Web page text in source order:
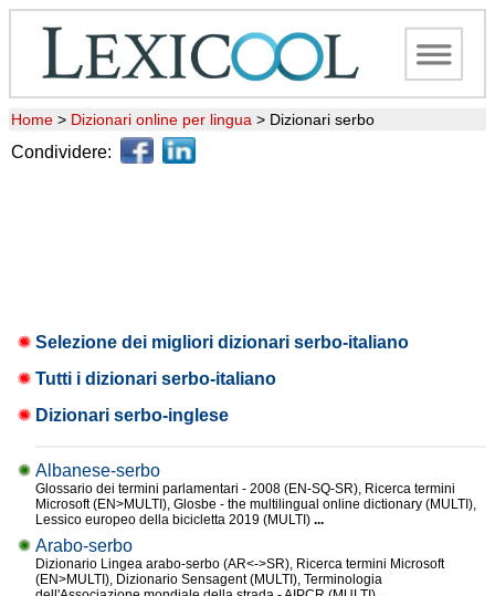
Home > Dizionari online per lingua > Dizionari serbo
Condividere:
Selezione dei migliori dizionari serbo-italiano
Tutti i dizionari serbo-italiano
Dizionari serbo-inglese
Albanese-serbo
Glossario dei termini parlamentari - 2008 (EN-SQ-SR), Ricerca termini
Microsoft (EN>MULTI), Glosbe - the multilingual online dictionary (MULTI),
Lessico europeo della bicicletta 2019 (MULTI) ...
Arabo-serbo
Dizionario Lingea arabo-serbo (AR<->SR), Ricerca termini Microsoft
(EN>MULTI), Dizionario Sensagent (MULTI), Terminologia